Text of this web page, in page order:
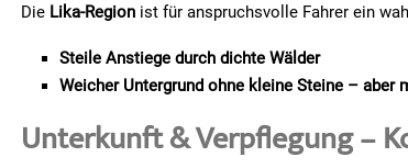
Die Lika-Region ist für anspruchsvolle Fahrer ein
Steile Anstiege durch dichte Wälder
Weicher Untergrund ohne kleine Steine – aber
Unterkunft & Verpflegung –